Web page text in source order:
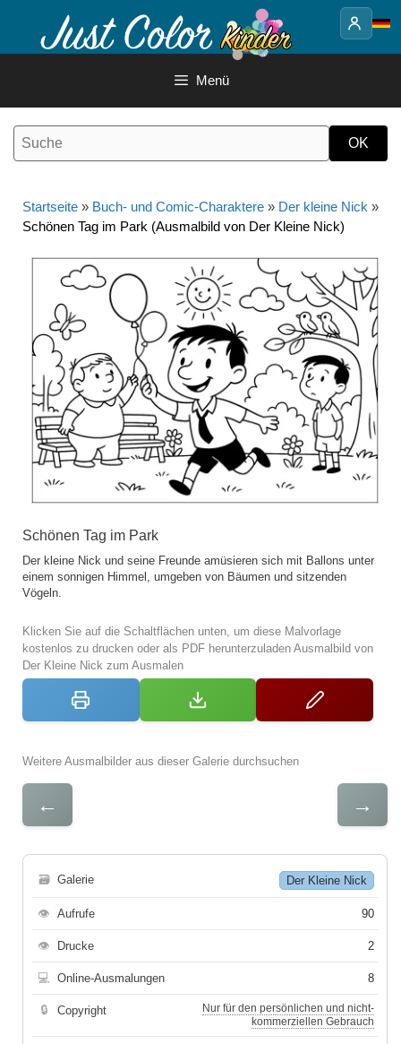
Inhalt
Menü
Startseite » Buch- und Comic-Charaktere » Der kleine Nick »
Schönen Tag im Park (Ausmalbild von Der Kleine Nick)
Schönen Tag im Park
Der kleine Nick und seine Freunde amüsieren sich mit Ballons unter
einem sonnigen Himmel, umgeben von Bäumen und sitzenden
Vögeln.
Klicken Sie auf die Schaltflächen unten, um diese Malvorlage
kostenlos zu drucken oder als PDF herunterzuladen Ausmalbild von
Der Kleine Nick zum Ausmalen
Weitere Ausmalbilder aus dieser Galerie durchsuchen
← →
🗃 Galerie Der Kleine Nick
👁 Aufrufe 90
👁 Drucke 2
💻 Online-Ausmalungen 8
🔒 Copyright
Nur für den persönlichen und nicht-
kommerziellen Gebrauch